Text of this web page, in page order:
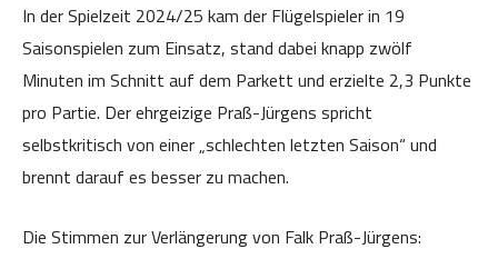
In der Spielzeit 2024/25 kam der Flügelspieler in 19
Saisonspielen zum Einsatz, stand dabei knapp zwölf
Minuten im Schnitt auf dem Parkett und erzielte 2,3 Punkte
pro Partie. Der ehrgeizige Praß-Jürgens spricht
selbstkritisch von einer „schlechten letzten Saison“ und
brennt darauf es besser zu machen.
Die Stimmen zur Verlängerung von Falk Praß-Jürgens: